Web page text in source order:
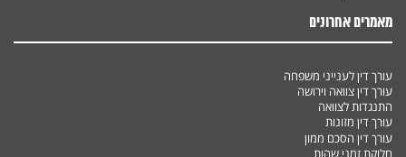
מאמרים אחרונים
עורך דין לענייני משפחה
עורך דין צוואה וירושה
התנגדות לצוואה
עורך דין מזונות
עורך דין הסכם ממון
חלוקת זמני שהות